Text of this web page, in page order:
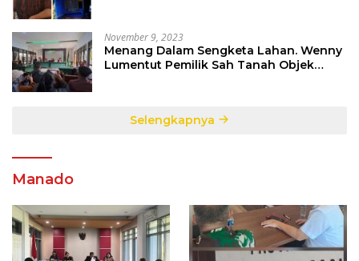
November 9, 2023
Menang Dalam Sengketa Lahan. Wenny
Lumentut Pemilik Sah Tanah Objek
Selengkapnya
Manado